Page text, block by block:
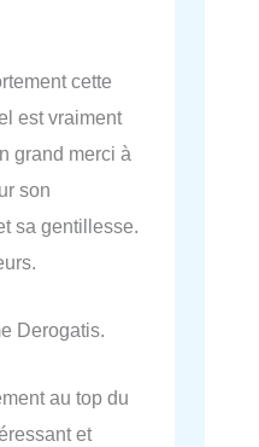
cette
est vraiment
grand merci à
son
sa gentillesse.
Derogatis.
au top du
et